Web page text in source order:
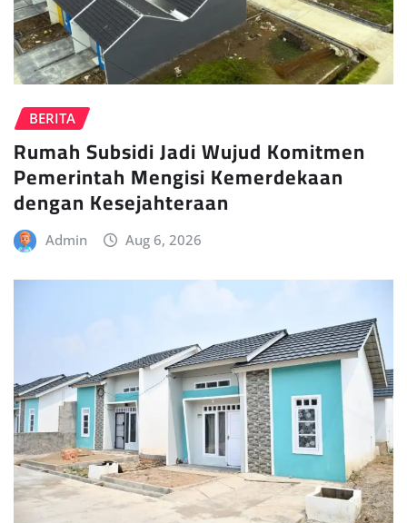
BERITA
Rumah Subsidi Jadi Wujud Komitmen
Pemerintah Mengisi Kemerdekaan
dengan Kesejahteraan
Admin Aug 6, 2026